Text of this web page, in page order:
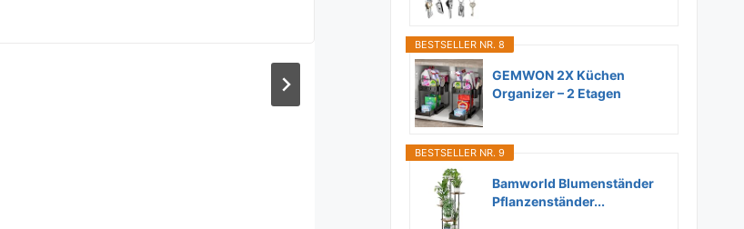
BESTSELLER NR. 8
GEMWON 2X Küchen
Organizer – 2 Etagen
BESTSELLER NR. 9
Bamworld Blumenständer
Pflanzenständer...